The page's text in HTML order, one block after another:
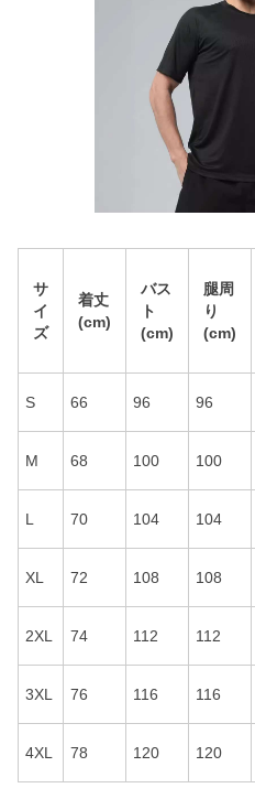
サ
イ
ズ
着丈
(cm)
バス
ト
(cm)
腿周
り
(cm)
S 66 96 96
M 68 100 100
L 70 104 104
XL 72 108 108
2XL 74 112 112
3XL 76 116 116
4XL 78 120 120